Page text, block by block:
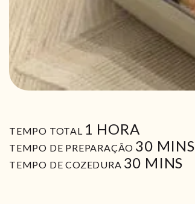
TEMPO TOTAL 1 HORA
HORA
TEMPO DE PREPARAÇÃO 30MIN
MINS
TEMPO DE COZEDURA 30 MIN
MINS